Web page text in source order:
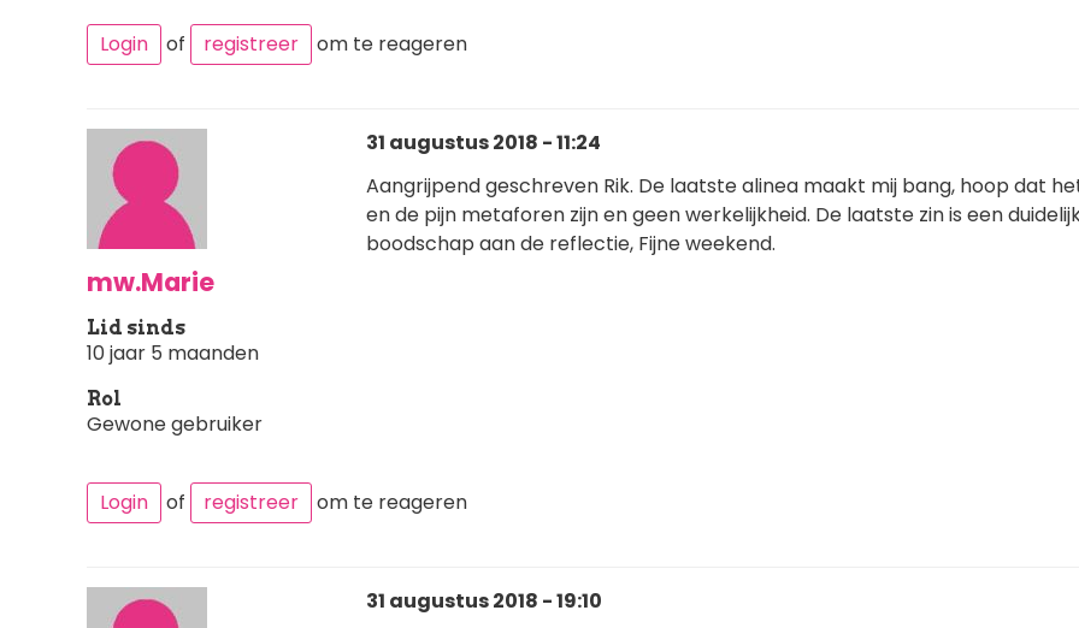
Login of registreer om te reageren
mw.Marie
Lid sinds
10 jaar 5 maanden
Rol
Gewone gebruiker
31 augustus 2018 - 11:24
Aangrijpend geschreven Rik. De laatste alinea maakt mij bang, hoop dat
en de pijn metaforen zijn en geen werkelijkheid. De laatste zin is een
boodschap aan de reflectie, Fijne weekend.
Login of registreer om te reageren
31 augustus 2018 - 19:10